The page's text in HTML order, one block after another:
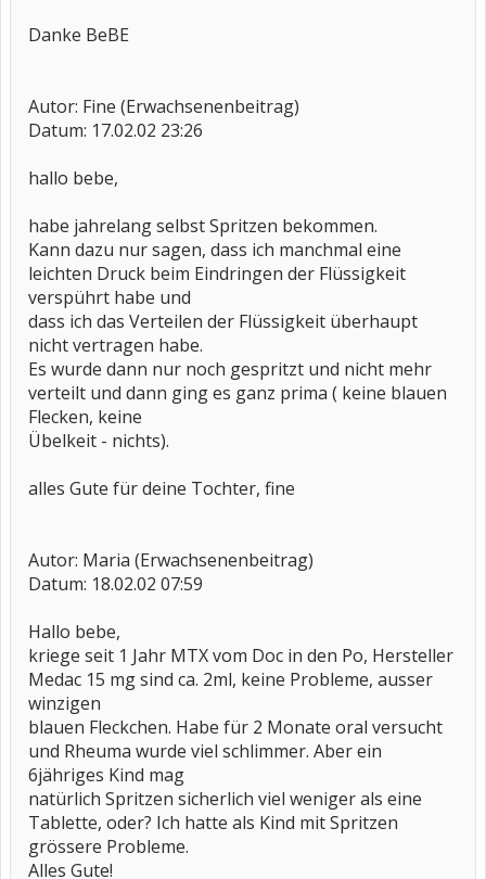
Danke BeBE
Autor: Fine (Erwachsenenbeitrag)
Datum: 17.02.02 23:26
hallo bebe,
habe jahrelang selbst Spritzen bekommen.
Kann dazu nur sagen, dass ich manchmal eine
leichten Druck beim Eindringen der Flüssigkeit
verspührt habe und
dass ich das Verteilen der Flüssigkeit überhaupt
nicht vertragen habe.
Es wurde dann nur noch gespritzt und nicht mehr
verteilt und dann ging es ganz prima ( keine blauen
Flecken, keine
Übelkeit - nichts).
alles Gute für deine Tochter, fine
Autor: Maria (Erwachsenenbeitrag)
Datum: 18.02.02 07:59
Hallo bebe,
kriege seit 1 Jahr MTX vom Doc in den Po, Hersteller
Medac 15 mg sind ca. 2ml, keine Probleme, ausser
winzigen
blauen Fleckchen. Habe für 2 Monate oral versucht
und Rheuma wurde viel schlimmer. Aber ein
6jähriges Kind mag
natürlich Spritzen sicherlich viel weniger als eine
Tablette, oder? Ich hatte als Kind mit Spritzen
grössere Probleme.
Alles Gute!